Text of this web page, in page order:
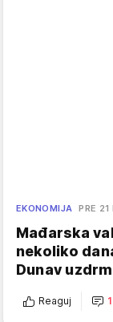
EKONOMIJA PRE 21
Mađarska
nekoliko
Dunav
Reaguj 1